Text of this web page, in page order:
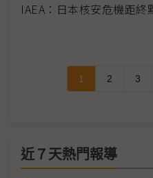
IAEA：日本核安危機距終
1 2 3
近７天熱門報導